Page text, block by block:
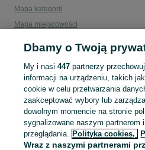
Mapa kategorii
Mapa miejscowości
Popularne wyszukiwania
Dbamy o Twoją
My i nasi447 partnerzy
informacji na urządzeniu, takich
cookie w celu przetwarzania
zaakceptować wybory lub
dowolnym momencie na stronie
sygnalizowane naszym partnerom
przeglądania. Polityka cookies,
Wraz z naszymi partnerami